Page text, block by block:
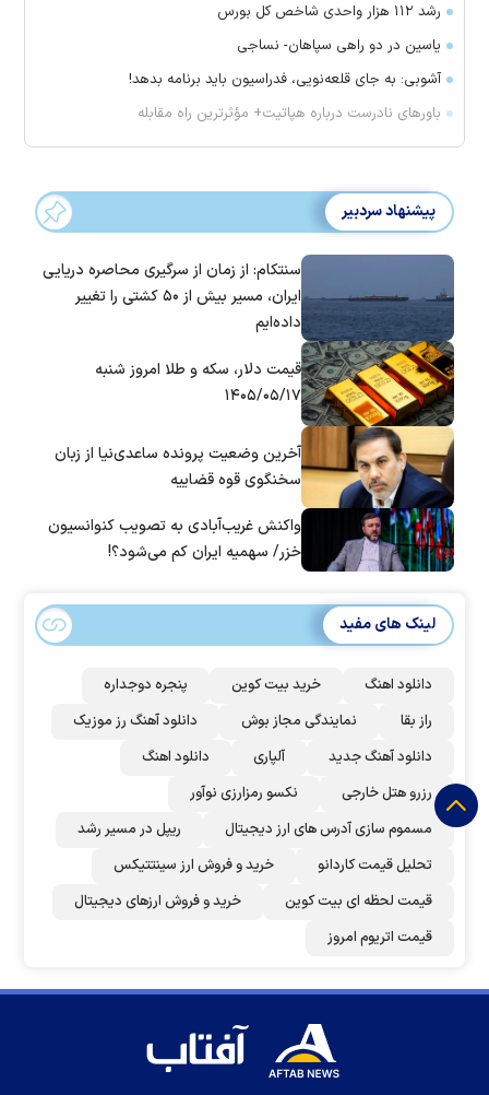
رشد ۱۱۲ هزار واحدی شاخص کل بورس
یاسین در دو راهی سپاهان- نساجی
آشوبی: به جای قلعه‌نویی، فدراسیون باید برنامه بدهد!
باور‌های نادرست درباره هپاتیت+ مؤثرترین راه مقابله
پیشنهاد سردبیر
سنتکام: از زمان از سرگیری محاصره دریایی
ایران، مسیر بیش از ۵۰ کشتی را تغییر
داده‌ایم
قیمت دلار، سکه و طلا امروز شنبه
۱۴۰۵/۰۵/۱۷
آخرین وضعیت پرونده ساعدی‌نیا از زبان
سخنگوی قوه قضاییه
واکنش غریب‌آبادی به تصویب کنوانسیون
خزر/ سهمیه ایران کم می‌شود؟!
لینک های مفید
دانلود اهنگ خرید بیت کوین
پنجره دوجداره
راز بقا
نمایندگی مجاز بوش
دانلود آهنگ رز‌ موزیک
دانلود آهنگ جدید
آلپاری
دانلود اهنگ
رزرو هتل خارجی
نکسو رمزارزی نوآور
مسموم سازی آدرس های ارز دیجیتال
ریپل در مسیر رشد
تحلیل قیمت کاردانو
خرید و فروش ارز سینتتیکس
قیمت لحظه ای بیت کوین
خرید و فروش ارزهای دیجیتال
قیمت اتریوم امروز